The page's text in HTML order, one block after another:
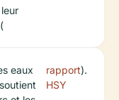
eaux
rapport
HSY
).